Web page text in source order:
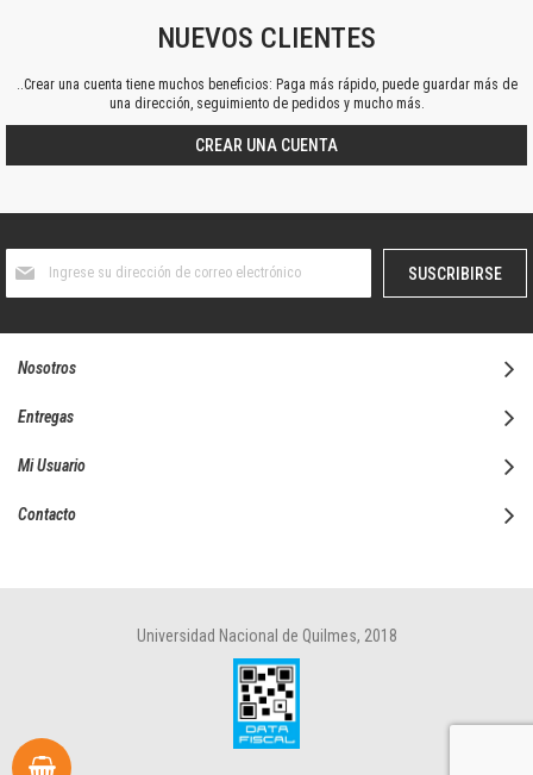
NUEVOS CLIENTES
..Crear una cuenta tiene muchos beneficios: Paga más rápido, puede guardar más de
una dirección, seguimiento de pedidos y mucho más.
CREAR UNA CUENTA
boletín
SUSCRIBIRSE
Nosotros
Entregas
Mi Usuario
Contacto
Universidad Nacional de Quilmes, 2018